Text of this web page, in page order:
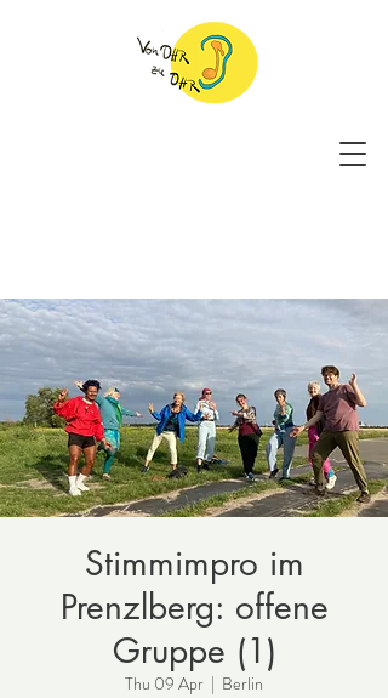
Stimmimpro im
Prenzlberg: offene
Gruppe (1)
Thu 09 Apr
  |
Berlin